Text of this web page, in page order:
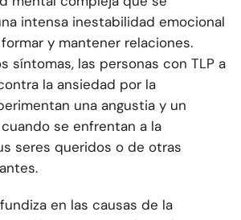
intensa inestabilidad emocional
y mantener relaciones.
síntomas, las personas con TLP a
la ansiedad por la
una angustia y un
se enfrentan a la
seres queridos o de otras
en las causas de la